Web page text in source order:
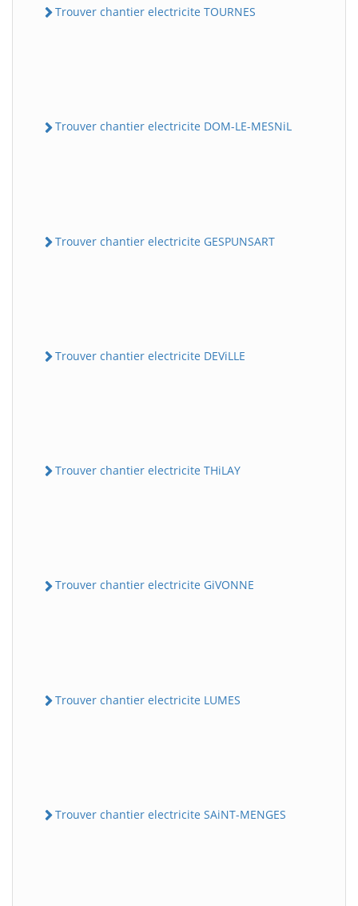
Trouver chantier electricite TOURNES
Trouver chantier electricite DOM-LE-MESNiL
Trouver chantier electricite GESPUNSART
Trouver chantier electricite DEViLLE
Trouver chantier electricite THiLAY
Trouver chantier electricite GiVONNE
Trouver chantier electricite LUMES
Trouver chantier electricite SAiNT-MENGES